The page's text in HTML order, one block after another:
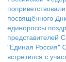
посвящённого
единороссы
представителей
"Единая Россия"
встретился с